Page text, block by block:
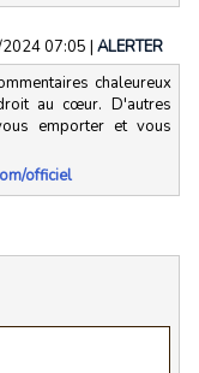
07:05 | ALERTER
chaleureux
au cœur. D'autres
emporter et vous
officiel